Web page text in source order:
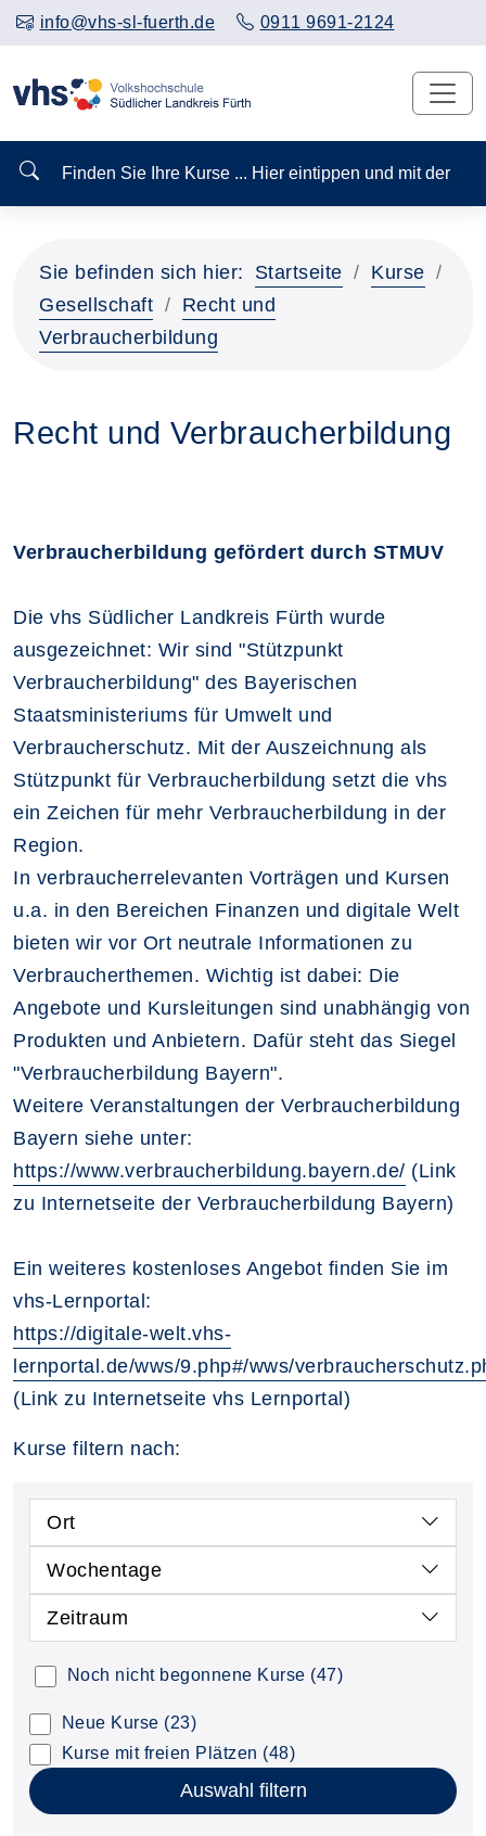
info@vhs-sl-fuerth.de 0911 9691-2124
Finden Sie Ihre Kurse ... Hier eintippen und mit
Sie befinden sich hier: Startseite
Kurse
Gesellschaft
Recht und
Verbraucherbildung
Recht und Verbraucherbildung
Verbraucherbildung gefördert durch STMUV
Die vhs Südlicher Landkreis Fürth wurde
ausgezeichnet: Wir sind "Stützpunkt
Verbraucherbildung" des Bayerischen
Staatsministeriums für Umwelt und
Verbraucherschutz. Mit der Auszeichnung als
Stützpunkt für Verbraucherbildung setzt die vhs
ein Zeichen für mehr Verbraucherbildung in der
Region.
In verbraucherrelevanten Vorträgen und Kursen
u.a. in den Bereichen Finanzen und digitale Welt
bieten wir vor Ort neutrale Informationen zu
Verbraucherthemen. Wichtig ist dabei: Die
Angebote und Kursleitungen sind unabhängig von
Produkten und Anbietern. Dafür steht das Siegel
"Verbraucherbildung Bayern".
Weitere Veranstaltungen der Verbraucherbildung
Bayern siehe unter:
https://www.verbraucherbildung.bayern.de/ (Link
zu Internetseite der Verbraucherbildung Bayern)
Ein weiteres kostenloses Angebot finden Sie im
vhs-Lernportal:
https://digitale-welt.vhs-
lernportal.de/wws/9.php#/wws/
(Link zu Internetseite vhs Lernportal)
Kurse filtern nach:
Ort
Wochentage
Zeitraum
Noch nicht begonnene Kurse (47)
Neue Kurse (23)
Kurse mit freien Plätzen (48)
Auswahl filtern